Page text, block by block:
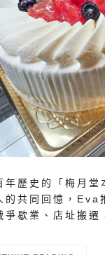
年歷史的「梅月
的共同回憶，Eva
爭歇業、店址搬